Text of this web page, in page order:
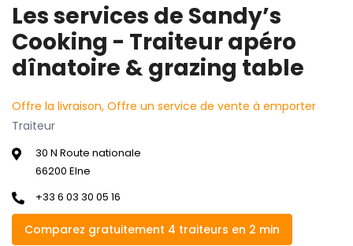
Les services de Sandy’s
Cooking - Traiteur apéro
dînatoire & grazing table
Offre la livraison, Offre un service de vente à emporter
Traiteur
30 N Route nationale
66200 Elne
+33 6 03 30 05 16
Comparez gratuitement 4 traiteurs en 2 min